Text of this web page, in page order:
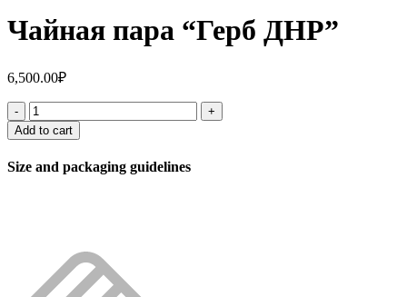
Чайная пара “Герб ДНР”
6,500.00₽
Add to cart
Size and packaging guidelines